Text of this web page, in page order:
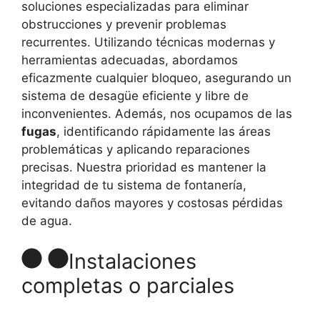
soluciones especializadas para eliminar
obstrucciones y prevenir problemas
recurrentes. Utilizando técnicas modernas y
herramientas adecuadas, abordamos
eficazmente cualquier bloqueo, asegurando un
sistema de desagüe eficiente y libre de
inconvenientes. Además, nos ocupamos de las
fugas, identificando rápidamente las áreas
problemáticas y aplicando reparaciones
precisas. Nuestra prioridad es mantener la
integridad de tu sistema de fontanería,
evitando daños mayores y costosas pérdidas
de agua.
Instalaciones
completas o parciales